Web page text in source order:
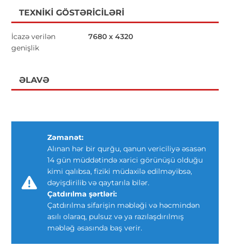
TEXNIKI GÖSTƏRICILƏRI
İcazə verilən
genişlik
7680 x 4320
ƏLAVƏ
Zəmanət:
Alınan hər bir qurğu, qanun vericiliyə əsasən
14 gün müddətində xarici görünüşü olduğu
kimi qalıbsa, fiziki müdaxilə edilməyibsə,
dəyişdirilib və qaytarıla bilər.
Çatdırılma şərtləri:
Çatdırılma sifarişin məbləği və həcmindən
asılı olaraq, pulsuz və ya razılaşdırılmış
məbləğ əsasında baş verir.